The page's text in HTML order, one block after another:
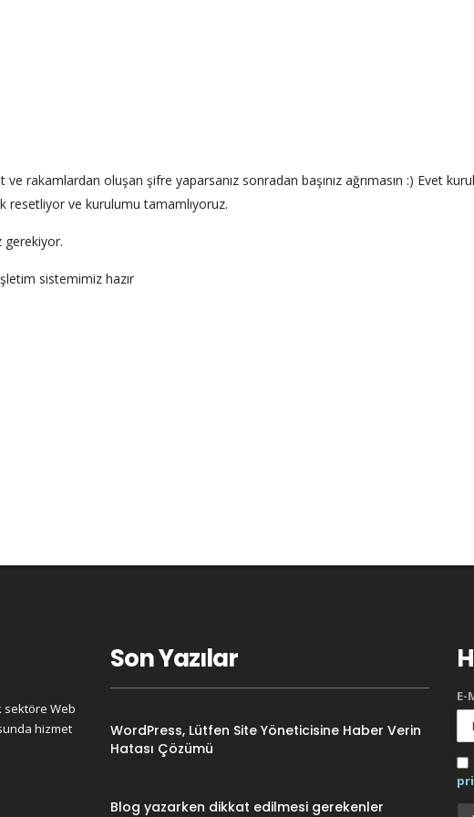
rakamlardan oluşan şifre yaparsanız sonradan başınız ağrımasın :) Evet
ve kurulumu tamamlıyoruz.
gerekiyor.
sistemimiz hazır
sektöre Web
hizmet
Son Yazılar
WordPress, Lütfen Site Yöneticisine Haber Verin
Hatası Çözümü
Blog yazarken dikkat edilmesi gerekenler
E-